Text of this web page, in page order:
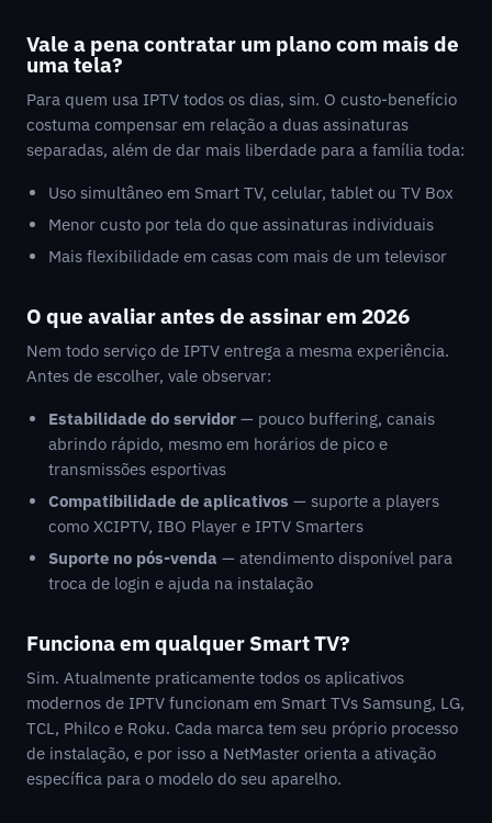
Vale a pena contratar um plano com mais de
uma tela?
Para quem usa IPTV todos os dias, sim. O custo-benefício
costuma compensar em relação a duas assinaturas
separadas, além de dar mais liberdade para a família toda:
Uso simultâneo em Smart TV, celular, tablet ou TV Box
Menor custo por tela do que assinaturas individuais
Mais flexibilidade em casas com mais de um televisor
O que avaliar antes de assinar em 2026
Nem todo serviço de IPTV entrega a mesma experiência.
Antes de escolher, vale observar:
Estabilidade do servidor — pouco buffering, canais
abrindo rápido, mesmo em horários de pico e
transmissões esportivas
Compatibilidade de aplicativos — suporte a players
como XCIPTV, IBO Player e IPTV Smarters
Suporte no pós-venda — atendimento disponível para
troca de login e ajuda na instalação
Funciona em qualquer Smart TV?
Sim. Atualmente praticamente todos os aplicativos
modernos de IPTV funcionam em Smart TVs Samsung, LG,
TCL, Philco e Roku. Cada marca tem seu próprio processo
de instalação, e por isso a NetMaster orienta a ativação
específica para o modelo do seu aparelho.